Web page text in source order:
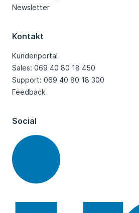
Newsletter
Kontakt
Kundenportal
Sales: 069 40 80 18 450
Support: 069 40 80 18 300
Feedback
Social